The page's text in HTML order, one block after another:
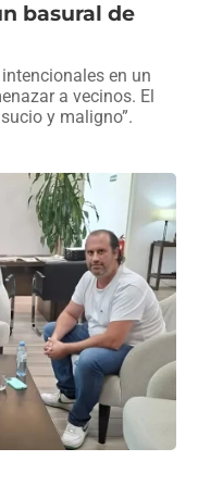
basural de
en un
a vecinos. El
y maligno”.